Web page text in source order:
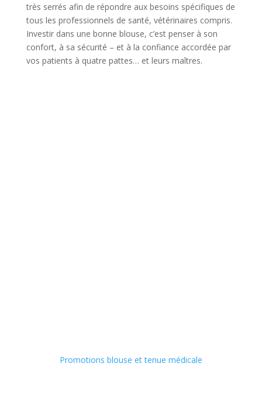
très serrés afin de répondre aux besoins spécifiques de
tous les professionnels de santé, vétérinaires compris.
Investir dans une bonne blouse, c’est penser à son
confort, à sa sécurité – et à la confiance accordée par
vos patients à quatre pattes… et leurs maîtres.
Promotions blouse et tenue médicale